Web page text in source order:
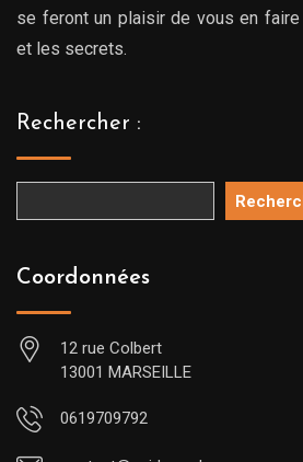
se feront un plaisir de vous en
et les secrets.
Rechercher :
Coordonnées
12 rue Colbert
13001 MARSEILLE
0619709792